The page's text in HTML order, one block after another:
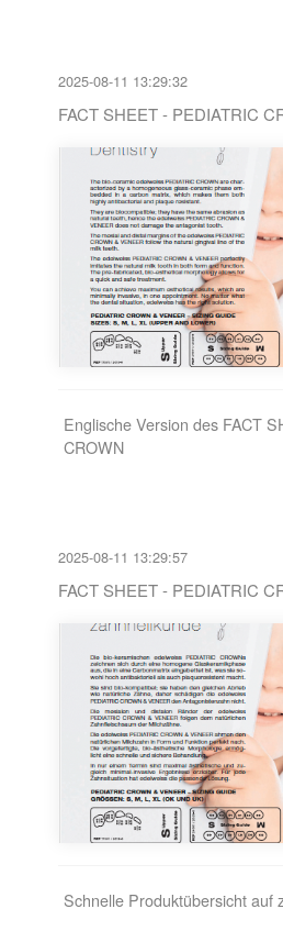
2025-08-11 13:29:32
FACT SHEET - PEDIATRIC
Englische Version des FACT
CROWN
2025-08-11 13:29:57
FACT SHEET - PEDIATRIC
Schnelle Produktübersicht auf